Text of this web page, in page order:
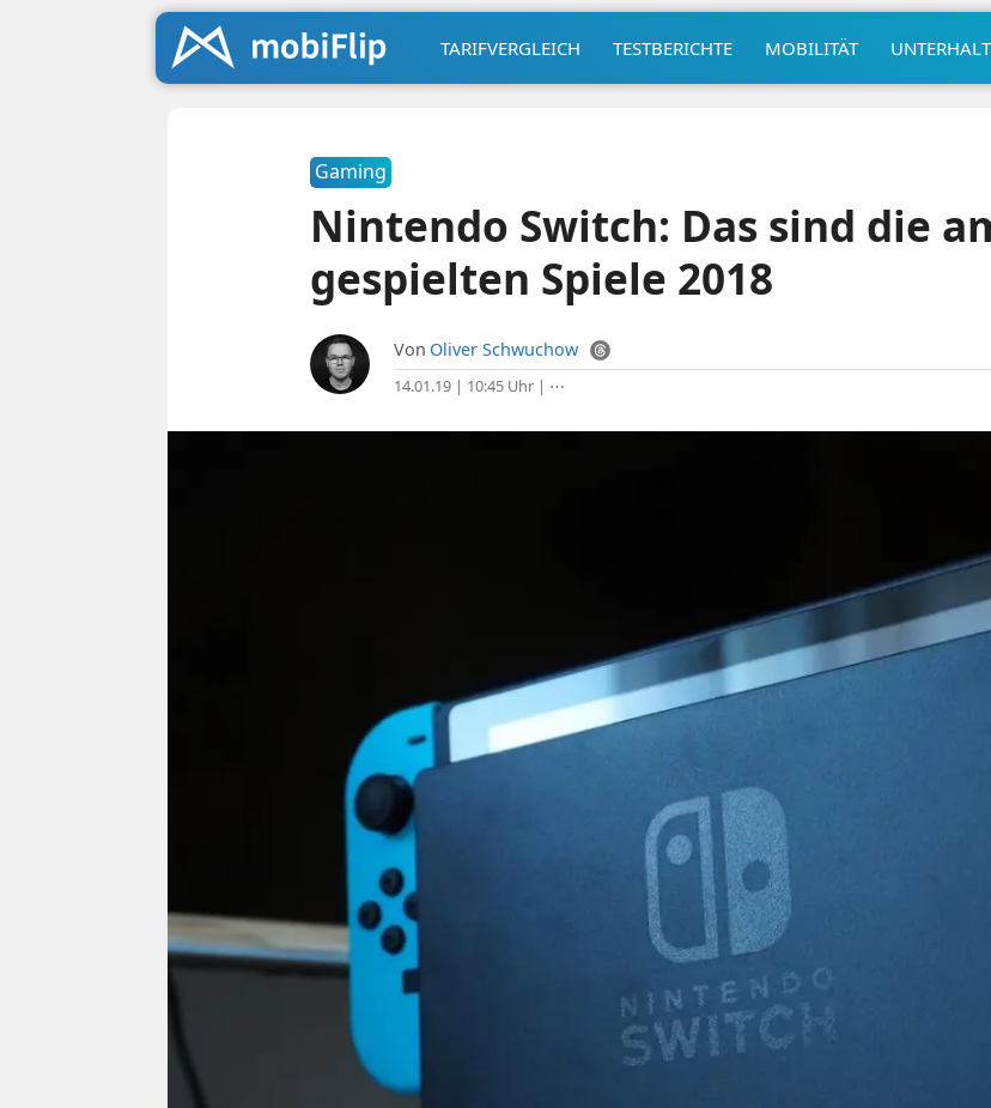
TARIFVERGLEICH TESTBERICHTE MOBILITÄT
Gaming
Nintendo Switch: Das sind die
gespielten Spiele 2018
Von Oliver Schwuchow
14.01.19 | 10:45 Uhr| ⋯